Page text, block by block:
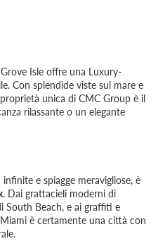
Isle offre una Luxury-
Con splendide viste sul mare e
unica di CMC Group è il
rilassante o un elegante
e spiagge meravigliose, è
. Dai grattacieli moderni di
Beach, e ai graffiti e
è certamente una città con